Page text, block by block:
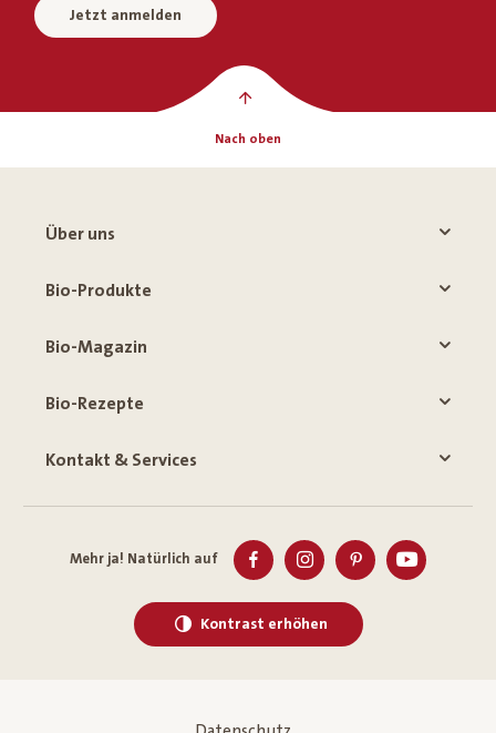
Jetzt anmelden
Nach oben
Über uns
Bio-Produkte
Bio-Magazin
Bio-Rezepte
Kontakt & Services
Mehr ja! Natürlich auf
Kontrast erhöhen